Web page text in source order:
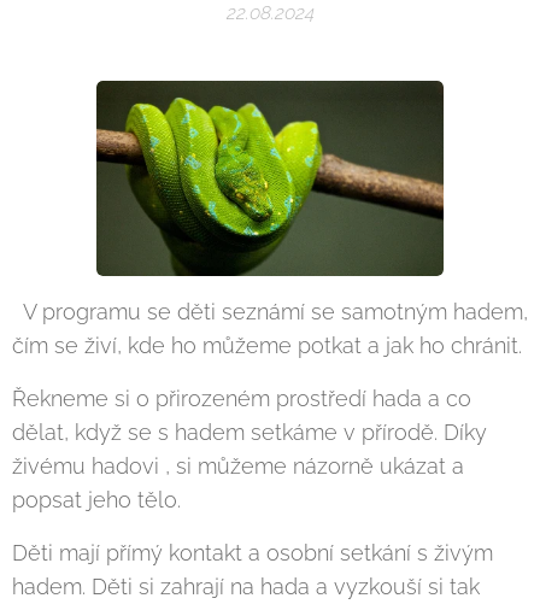
22.08.2024
V programu se děti seznámí se samotným hadem,
čím se živí, kde ho můžeme potkat a jak ho chránit.
Řekneme si o přirozeném prostředí hada a co
dělat, když se s hadem setkáme v přírodě. Díky
živému hadovi , si můžeme názorně ukázat a
popsat jeho tělo.
Děti mají přímý kontakt a osobní setkání s živým
hadem. Děti si zahrají na hada a vyzkouší si tak